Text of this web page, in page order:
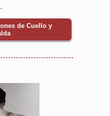
.
de Cuello y